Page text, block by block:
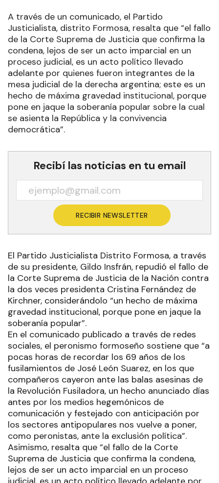
A través de un comunicado, el Partido
Justicialista, distrito Formosa, resalta que “el fallo
de la Corte Suprema de Justicia que confirma la
condena, lejos de ser un acto imparcial en un
proceso judicial, es un acto político llevado
adelante por quienes fueron integrantes de la
mesa judicial de la derecha argentina; este es un
hecho de máxima gravedad institucional, porque
pone en jaque la soberanía popular sobre la cual
se asienta la República y la convivencia
democrática”.
Recibí las noticias en tu email
RECIBIR NEWSLETTER
El Partido Justicialista Distrito Formosa, a través
de su presidente, Gildo Insfrán, repudió el fallo de
la Corte Suprema de Justicia de la Nación contra
la dos veces presidenta Cristina Fernández de
Kirchner, considerándolo “un hecho de máxima
gravedad institucional, porque pone en jaque la
soberanía popular”.
En el comunicado publicado a través de redes
sociales, el peronismo formoseño sostiene que “a
pocas horas de recordar los 69 años de los
fusilamientos de José León Suarez, en los que
compañeros cayeron ante las balas asesinas de
la Revolución Fusiladora, un hecho anunciado días
antes por los medios hegemónicos de
comunicación y festejado con anticipación por
los sectores antipopulares nos vuelve a poner,
como peronistas, ante la exclusión política”.
Asimismo, resalta que “el fallo de la Corte
Suprema de Justicia que confirma la condena,
lejos de ser un acto imparcial en un proceso